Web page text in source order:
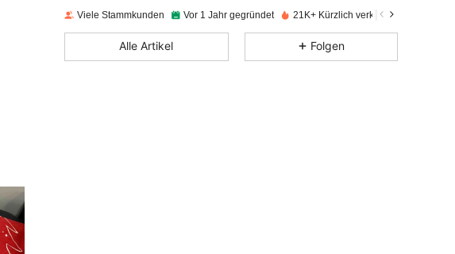
Viele Stammkunden Vor 1 Jahr gegründet 21K+ Kürzlich verkauft
Alle Artikel Folgen